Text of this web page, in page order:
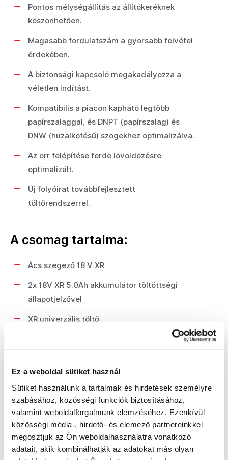
Ez a weboldal sütiket használ
Sütiket használunk a tartalmak és hirdetések személyre
szabásához, közösségi funkciók biztosításához,
valamint weboldalforgalmunk elemzéséhez. Ezenkívül
közösségi média-, hirdető- és elemező partnereinkkel
megosztjuk az Ön weboldalhasználatra vonatkozó
adatait, akik kombinálhatják az adatokat más olyan
Pontos mélységállítás az állítókeréknek
köszönhetően.
Magasabb fordulatszám a gyorsabb felvétel
érdekében.
A biztonsági kapcsoló megakadályozza a
véletlen indítást.
Kompatibilis a piacon kapható legtöbb
papírszalaggal, és DNPT (papírszalag) és
DNW (huzalkötésű) szögekhez optimalizálva.
Az orr felépítése ferde lövöldözésre
optimalizált.
Új folyóirat továbbfejlesztett
töltőrendszerrel.
A csomag tartalma:
Ács szegező 18 V XR
2x 18V XR 5.0Ah akkumulátor töltöttségi
állapotjelzővel
XR univerzális töltő
sérüléseket
Szállítási tok
Műszaki paraméterek:
2x XR 5,0